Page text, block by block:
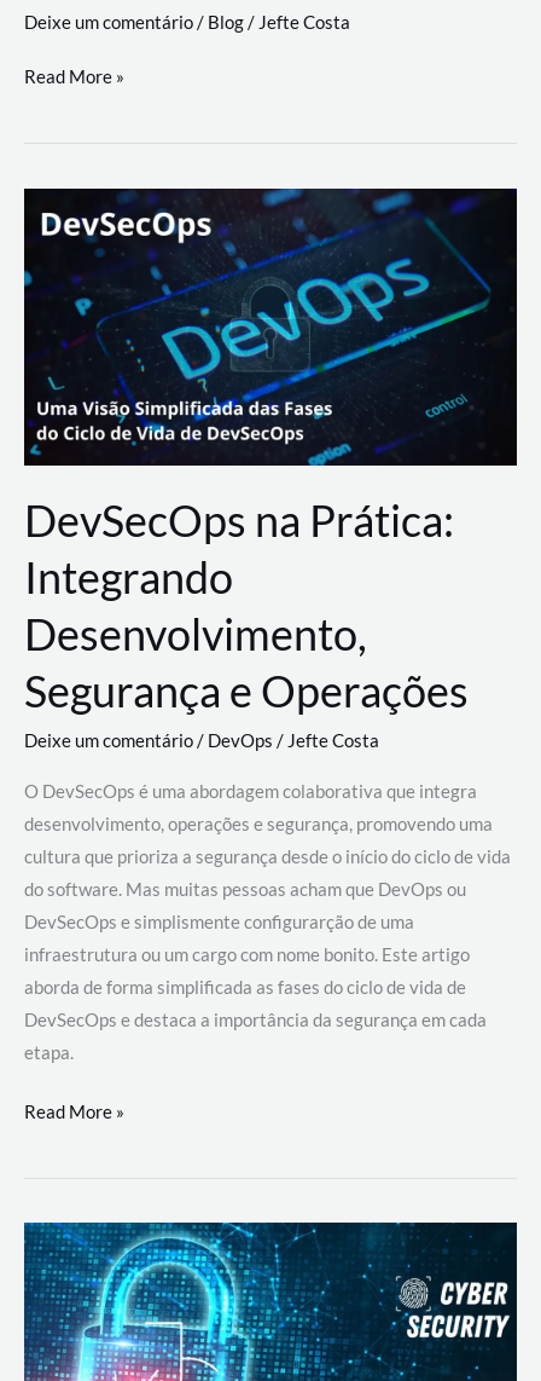
a
workflows
Deixe um comentário/ Blog/ Jefte Costa
teste
palyer
Lance
Rural
Read More »
DevSecOps na Prática:
Integrando
Desenvolvimento,
Segurança e Operações
Deixe um comentário/ DevOps /Jefte Costa
O DevSecOps é uma abordagem colaborativa que integra
desenvolvimento, operações e segurança, promovendo uma
cultura que prioriza a segurança desde o início do ciclo de vida
do software. Mas muitas pessoas acham que DevOps ou
DevSecOps e simplismente configurarção de uma
infraestrutura ou um cargo com nome bonito. Este artigo
aborda de forma simplificada as fases do ciclo de vida de
DevSecOps e destaca a importância da segurança em cada
etapa.
DevSecOps
Prática:
Desenvolvimento,
Segurança
e
Operações
Read More »